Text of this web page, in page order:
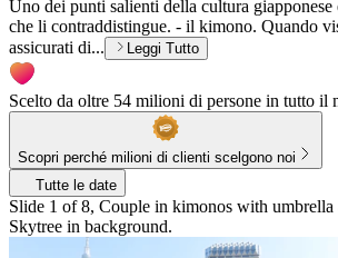
Uno dei punti salienti della cultura
che li contraddistingue. - il kimono. Quando
assicurati di...
Leggi Tutto
Scelto da oltre 54 milioni di persone in tutto il
Scopri perché milioni di clienti scelgono noi
Tutte le date
Slide 1 of 8, Couple in kimonos with umbrella
Skytree in background.